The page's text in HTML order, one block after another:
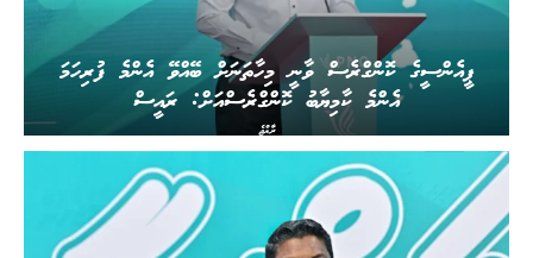
ރާއްޖެ
ޕީއެންސީގެ ކޮންގްރެސް ވާނީ މިހާތަނަށް ބޭއްވޭ އެންމެ ފުރިހަމަ
އެންމެ ކާމިޔާބު ކޮންގްރެސްއަށް: ރައީސް